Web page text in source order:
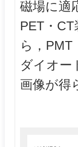
磁場に適
PET・
ら，
ダイオー
画像が得